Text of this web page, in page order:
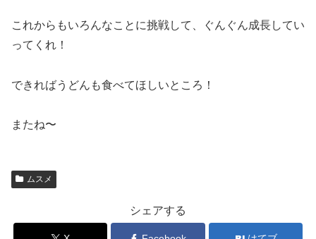
これからもいろんなことに挑戦して、ぐんぐん成長してい
ってくれ！
できればうどんも食べてほしいところ！
またね〜
ムスメ
シェアする